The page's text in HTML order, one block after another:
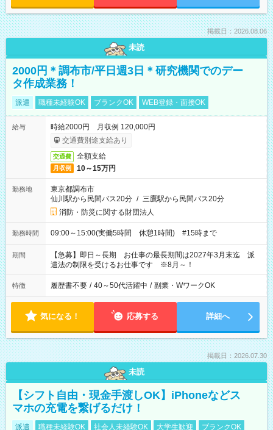
掲載日：2026.08.06
未読
2000円＊調布市/平日週3日＊研究機関でのデー
タ作成業務！
派遣 職種未経験OK ブランクOK WEB登録・面接OK
給与
時給2000円 月収例 120,000円
交通費別途支給あり
交通費 全額支給
月収例 10～15万円
勤務地
東京都調布市
仙川駅から民間バス20分 / 三鷹駅から民間バス20分
消防・防災に関する財団法人
勤務時間 09:00～15:00(実働5時間 休憩1時間) #15時まで
期間
【急募】即日～長期 お仕事の最長期間は2027年3月末迄 派
遣法の制限を受けるお仕事です ※8月～！
特徴 履歴書不要 / 40～50代活躍中 / 副業・WワークOK
気になる！ 応募する 詳細へ
掲載日：2026.07.30
未読
【シフト自由・現金手渡しOK】iPhoneなどス
マホの充電を繋げるだけ！
派遣 職種未経験OK 社会人未経験OK 大学生歓迎 ブランクOK